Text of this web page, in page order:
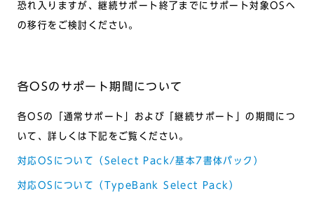
恐れ入りますが、継続サポート終了までにサポート対象OSへ
の移行をご検討ください。
各OSのサポート期間について
各OSの「通常サポート」および「継続サポート」の期間につ
いて、詳しくは下記をご覧ください。
対応OSについて（Select Pack/基本7書体パック）
対応OSについて（TypeBank Select Pack）